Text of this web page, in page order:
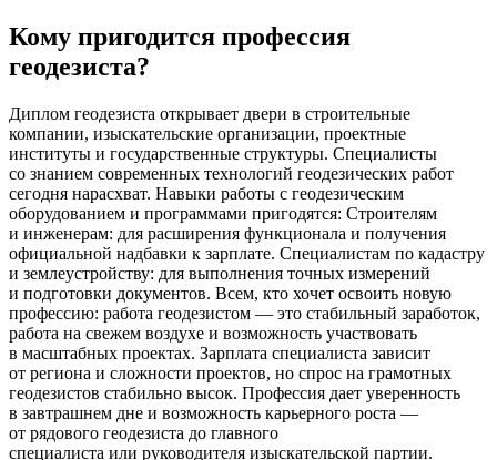
Кому пригодится профессия
геодезиста?
Диплом геодезиста открывает двери в строительные
компании, изыскательские организации, проектные
институты и государственные структуры. Специалисты
со знанием современных технологий геодезических работ
сегодня нарасхват. Навыки работы с геодезическим
оборудованием и программами пригодятся: Строителям
и инженерам: для расширения функционала и получения
официальной надбавки к зарплате. Специалистам по кадастру
и землеустройству: для выполнения точных измерений
и подготовки документов. Всем, кто хочет освоить новую
профессию: работа геодезистом — это стабильный заработок,
работа на свежем воздухе и возможность участвовать
в масштабных проектах. Зарплата специалиста зависит
от региона и сложности проектов, но спрос на грамотных
геодезистов стабильно высок. Профессия дает уверенность
в завтрашнем дне и возможность карьерного роста —
от рядового геодезиста до главного
специалиста или руководителя изыскательской партии.